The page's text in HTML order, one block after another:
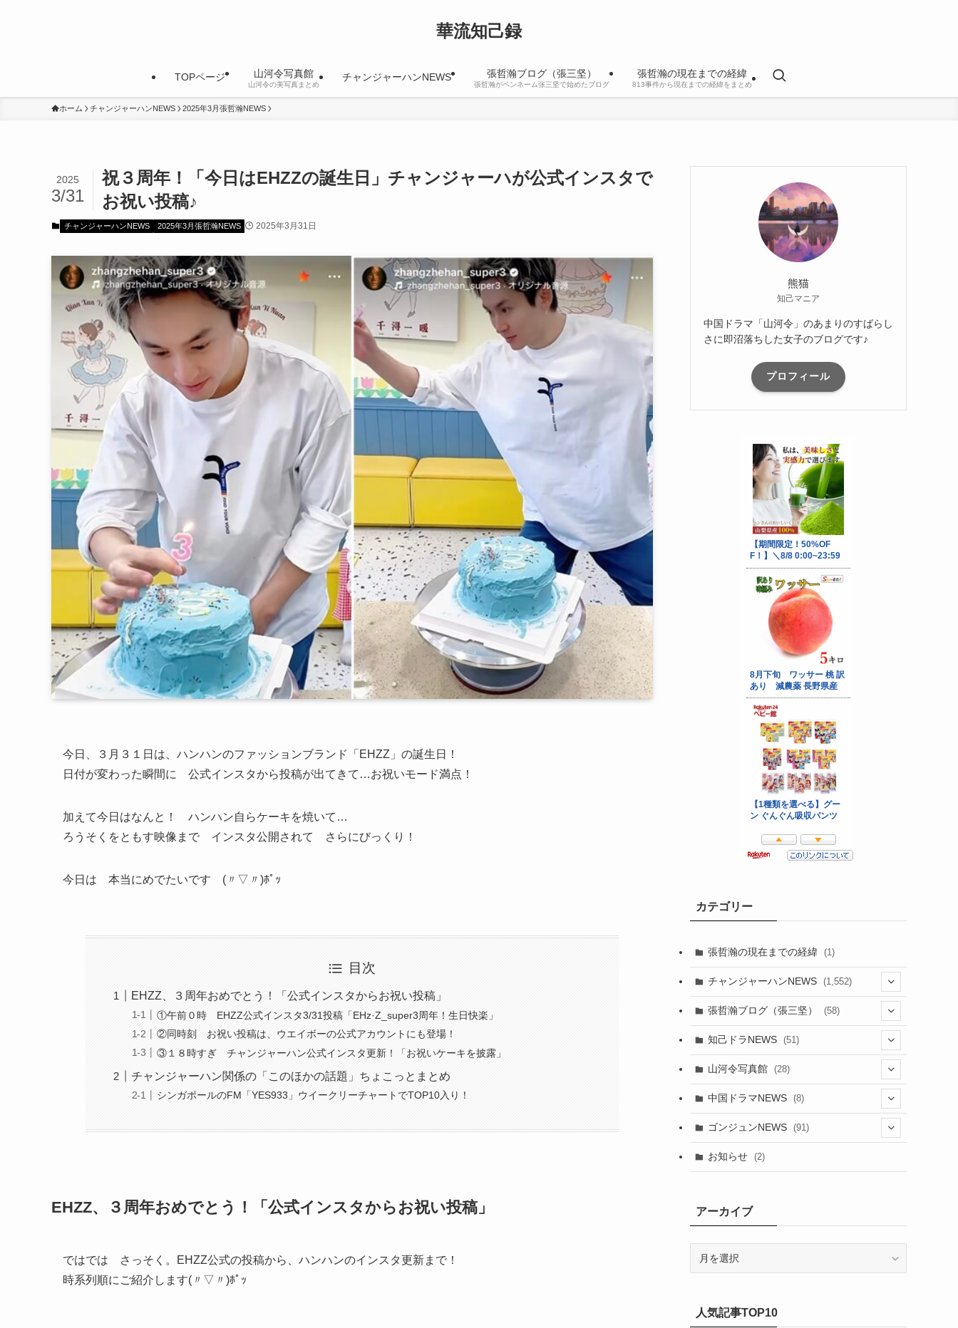
華流知己録
TOPページ 山河令写真館
山河令の美写真まとめ
チャンジャーハンNEWS 張哲瀚ブログ（張三坚）
張哲瀚がペンネーム张三坚で始めたブログ
張哲瀚の現在までの経緯
813事件から現在までの経緯をまとめ
ホーム チャンジャーハンNEWS 2025年3月張哲瀚NEWS
祝３周年！「今日はEHZZの誕生日」チャンジャーハが公式インスタで
お祝い投稿♪
2025
3/31
チャンジャーハンNEWS 2025年3月張哲瀚NEWS 2025年3月31日
今日、３月３１日は、ハンハンのファッションブランド「EHZZ」の誕生日！
日付が変わった瞬間に 公式インスタから投稿が出てきて…お祝いモード満点！
加えて今日はなんと！ ハンハン自らケーキを焼いて…
ろうそくをともす映像まで インスタ公開されて さらにびっくり！
今日は 本当にめでたいです (〃▽〃)ﾎﾟｯ
目次
EHZZ、３周年おめでとう！「公式インスタからお祝い投稿」
①午前０時 EHZZ公式インスタ3/31投稿「EHz·Z_super3周年！生日快楽」
②同時刻 お祝い投稿は、ウエイボーの公式アカウントにも登場！
③１８時すぎ チャンジャーハン公式インスタ更新！「お祝いケーキを披露」
チャンジャーハン関係の「このほかの話題」ちょこっとまとめ
シンガポールのFM「YES933」ウイークリーチャートでTOP10入り！
EHZZ、３周年おめでとう！「公式インスタからお祝い投稿」
ではでは さっそく。EHZZ公式の投稿から、ハンハンのインスタ更新まで！
時系列順にご紹介します(〃▽〃)ﾎﾟｯ
熊猫
知己マニア
中国ドラマ「山河令」のあまりのすばらし
さに即沼落ちした女子のブログです♪
プロフィール
カテゴリー
張哲瀚の現在までの経緯 (1)
チャンジャーハンNEWS (1,552)
(9)
(29)
(20)
(21)
(21)
張哲瀚ブログ（張三坚） (58)
(14)
知己ドラNEWS (51)
(42)
(5)
(1)
山河令写真館 (28)
(17)
(3)
(2)
中国ドラマNEWS (8)
(1)
(6)
ゴンジュンNEWS (91)
お知らせ (2)
アーカイブ
ブ人気記事TOP10